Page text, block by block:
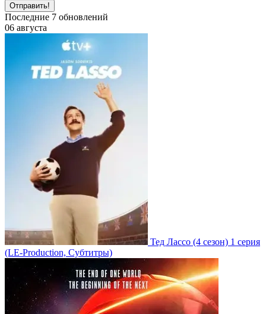
Отправить!
Последние 7 обновлений
06 августа
Тед Лассо (4 сезон) 1 серия
(LE-Production, Субтитры)